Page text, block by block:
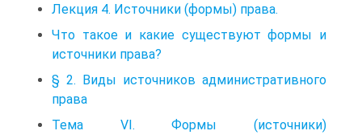
Лекция 4. Источники (формы) права.
Что такое и какие существуют формы и
источники права?
§ 2. Виды источников административного
права
Тема VI. Формы (источники)